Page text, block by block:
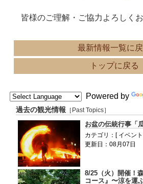
皆様のご理解・ご協力よろしく
最新情報一覧に
トップに戻る
Powered by
過去の観光情報 ［Past Topics］
お盆の伝統行事「
カテゴリ：[ イベン
更新日：08月07日
8/25（火）開催！
コース』〜涼を運